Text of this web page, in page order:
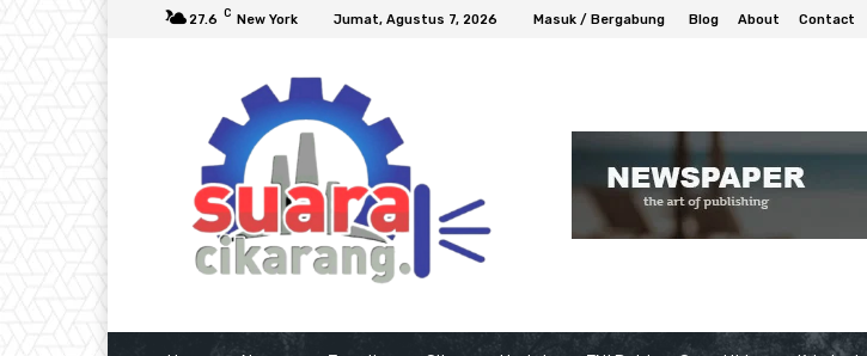
27.6 C New York Jumat, Agustus 7, 2026 Masuk / Bergabung Blog About Contact